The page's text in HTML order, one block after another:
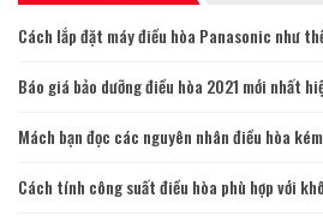
Cách lắp đặt máy điều hòa Panasonic như
Báo giá bảo dưỡng điều hòa 2021 mới nhất
Mách bạn đọc các nguyên nhân điều hòa
Cách tính công suất điều hòa phù hợp với